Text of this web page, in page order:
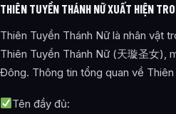
THIÊN TUYỀN THÁNH NỮ XUẤT HIỆN
Thiên Tuyền Thánh Nữ là nhân vật
Thiên Tuyền Thánh Nữ (天璇圣女),
Đông. Thông tin tổng quan về
Tên đầy đủ: